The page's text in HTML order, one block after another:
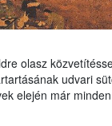
olasz
udvari
elején már minden